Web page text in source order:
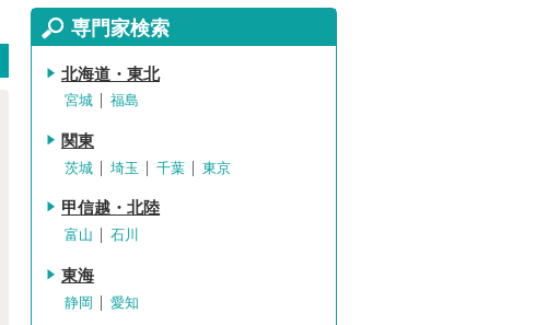
専門家検索
北海道・東北
宮城 福島
関東
茨城 埼玉 千葉 東京
甲信越・北陸
富山 石川
東海
静岡 愛知